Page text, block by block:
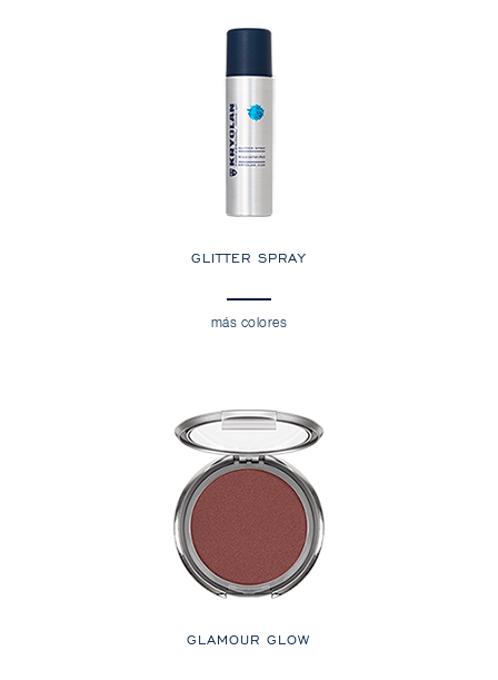
GLITTER SPRAY
más colores
GLAMOUR GLOW